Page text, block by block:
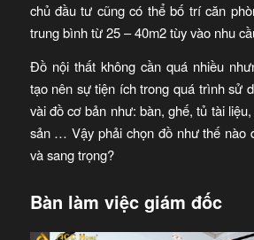
chủ đầu tư cũng có thể bố trí căn
trung bình từ 25 – 40m2 tùy vào nhu
Đồ nội thất không cần quá nhiều
tạo nên sự tiện ích trong quá trình sử
vài đồ cơ bản như: bàn, ghế, tủ tài
sản … Vậy phải chọn đồ như thế nào
và sang trọng?
Bàn làm việc giám đốc